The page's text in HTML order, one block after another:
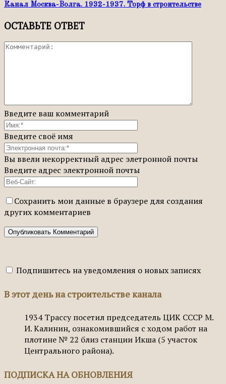
Канал Москва-Волга. 1932-1937. Торф в строительстве
ОСТАВЬТЕ ОТВЕТ
Введите ваш комментарий
Введите своё имя
Вы ввели некорректный адрес элетронной почты
Введите адрес электронной почты
Сохранить мои данные в браузере для создания
других комментариев
Подпишитесь на уведомления о новых записях
В этот день на строительстве канала
1934 Трассу посетил председатель ЦИК СССР М.
И. Калинин, ознакомившийся с ходом работ на
плотине № 22 близ станции Икша (5 участок
Центрального района).
ПОДПИСКА НА ОБНОВЛЕНИЯ